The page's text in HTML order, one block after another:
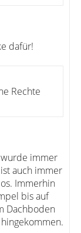
dafür!
Rechte
immer
auch immer
Immerhin
bis auf
Dachboden